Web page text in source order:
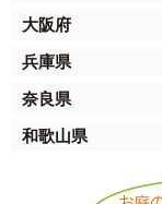
大阪府
兵庫県
奈良県
和歌山県